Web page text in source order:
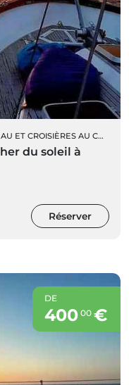
CROISIÈRES AU COUCHER DU SOLEIL
du soleil à
Réserver
DE
400 00€